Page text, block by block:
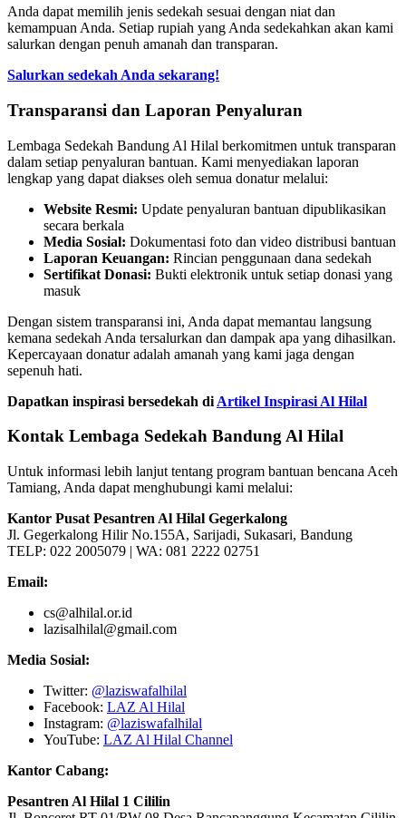
Anda dapat memilih jenis sedekah sesuai dengan niat dan
kemampuan Anda. Setiap rupiah yang Anda sedekahkan akan kami
salurkan dengan penuh amanah dan transparan.
Salurkan sedekah Anda sekarang!
Transparansi dan Laporan Penyaluran
Lembaga Sedekah Bandung Al Hilal berkomitmen untuk transparan
dalam setiap penyaluran bantuan. Kami menyediakan laporan
lengkap yang dapat diakses oleh semua donatur melalui:
Website Resmi: Update penyaluran bantuan dipublikasikan
secara berkala
Media Sosial: Dokumentasi foto dan video distribusi bantuan
Laporan Keuangan: Rincian penggunaan dana sedekah
Sertifikat Donasi: Bukti elektronik untuk setiap donasi yang
masuk
Dengan sistem transparansi ini, Anda dapat memantau langsung
kemana sedekah Anda tersalurkan dan dampak apa yang dihasilkan.
Kepercayaan donatur adalah amanah yang kami jaga dengan
sepenuh hati.
Dapatkan inspirasi bersedekah di Artikel Inspirasi Al Hilal
Kontak Lembaga Sedekah Bandung Al Hilal
Untuk informasi lebih lanjut tentang program bantuan bencana Aceh
Tamiang, Anda dapat menghubungi kami melalui:
Kantor Pusat Pesantren Al Hilal Gegerkalong
Jl. Gegerkalong Hilir No.155A, Sarijadi, Sukasari, Bandung
TELP: 022 2005079 | WA: 081 2222 02751
Email:
cs@alhilal.or.id
lazisalhilal@gmail.com
Media Sosial:
Twitter: @laziswafalhilal
Facebook: LAZ Al Hilal
Instagram: @laziswafalhilal
YouTube: LAZ Al Hilal Channel
Kantor Cabang:
Pesantren Al Hilal 1 Cililin